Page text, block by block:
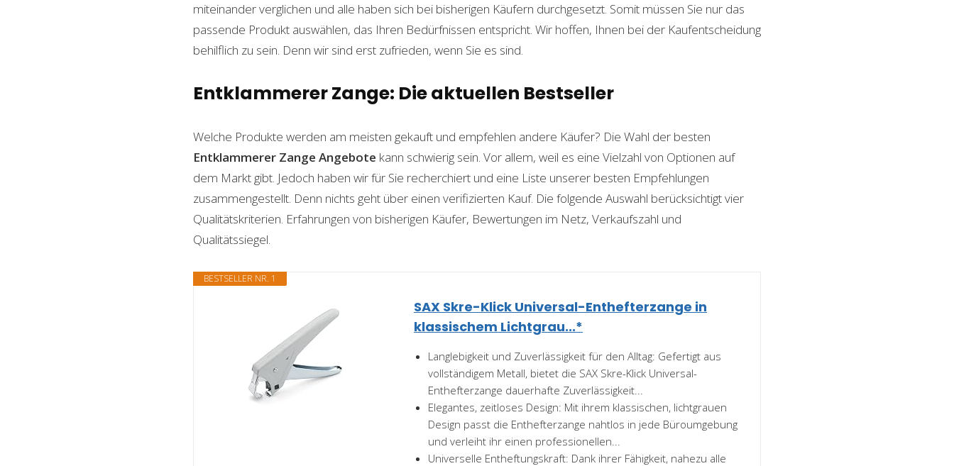
miteinander verglichen und alle haben sich bei bisherigen Käufern durchgesetzt. Somit müssen Sie nur das
passende Produkt auswählen, das Ihren Bedürfnissen entspricht. Wir hoffen, Ihnen bei der Kaufentscheidung
behilflich zu sein. Denn wir sind erst zufrieden, wenn Sie es sind.
Entklammerer Zange: Die aktuellen Bestseller
Welche Produkte werden am meisten gekauft und empfehlen andere Käufer? Die Wahl der besten
Entklammerer Zange Angebote kann schwierig sein. Vor allem, weil es eine Vielzahl von Optionen auf
dem Markt gibt. Jedoch haben wir für Sie recherchiert und eine Liste unserer besten Empfehlungen
zusammengestellt. Denn nichts geht über einen verifizierten Kauf. Die folgende Auswahl berücksichtigt vier
Qualitätskriterien. Erfahrungen von bisherigen Käufer, Bewertungen im Netz, Verkaufszahl und
Qualitätssiegel.
BESTSELLER NR. 1
SAX Skre-Klick Universal-Enthefterzange in
klassischem Lichtgrau...*
Langlebigkeit und Zuverlässigkeit für den Alltag: Gefertigt aus
vollständigem Metall, bietet die SAX Skre-Klick Universal-
Enthefterzange dauerhafte Zuverlässigkeit...
Elegantes, zeitloses Design: Mit ihrem klassischen, lichtgrauen
Design passt die Enthefterzange nahtlos in jede Büroumgebung
und verleiht ihr einen professionellen...
Universelle Entheftungskraft: Dank ihrer Fähigkeit, nahezu alle